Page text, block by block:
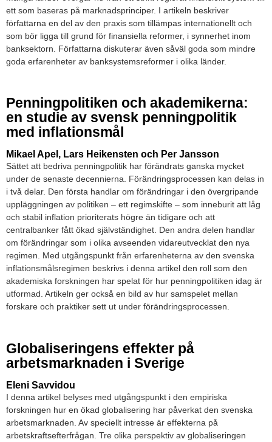
ett som baseras på marknadsprinciper. I artikeln beskriver
författarna en del av den praxis som tillämpas internationellt och
som bör ligga till grund för finansiella reformer, i synnerhet inom
banksektorn. Författarna diskuterar även såväl goda som mindre
goda erfarenheter av banksystemsreformer i olika länder.
Penningpolitiken och akademikerna:
en studie av svensk penningpolitik
med inflationsmål
Mikael Apel, Lars Heikensten och Per Jansson
Sättet att bedriva penningpolitik har förändrats ganska mycket
under de senaste decennierna. Förändringsprocessen kan delas in
i två delar. Den första handlar om förändringar i den övergripande
uppläggningen av politiken – ett regimskifte – som inneburit att låg
och stabil inflation prioriterats högre än tidigare och att
centralbanker fått ökad självständighet. Den andra delen handlar
om förändringar som i olika avseenden vidareutvecklat den nya
regimen. Med utgångspunkt från erfarenheterna av den svenska
inflationsmålsregimen beskrivs i denna artikel den roll som den
akademiska forskningen har spelat för hur penningpolitiken idag är
utformad. Artikeln ger också en bild av hur samspelet mellan
forskare och praktiker sett ut under förändringsprocessen.
Globaliseringens effekter på
arbetsmarknaden i Sverige
Eleni Savvidou
I denna artikel belyses med utgångspunkt i den empiriska
forskningen hur en ökad globalisering har påverkat den svenska
arbetsmarknaden. Av speciellt intresse är effekterna på
arbetskraftsefterfrågan. Tre olika perspektiv av globaliseringen